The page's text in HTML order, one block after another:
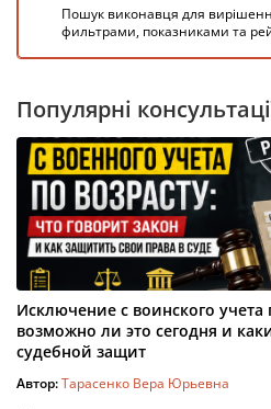
Пошук виконавця для
фильтрами, показниками та
Популярні
Исключение с воинского учета
возможно ли это сегодня и
судебной защит
Автор:Тарасенко Вера Юрьевна